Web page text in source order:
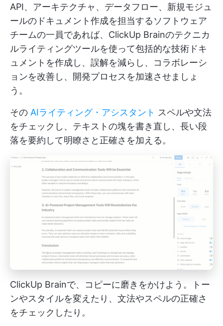
API、アーキテクチャ、データフロー、新規モジュ
ールのドキュメント作成を担当するソフトウェア
チームの一員であれば、ClickUp Brainのテクニカ
ルライティングツールを使って包括的な技術ドキ
ュメントを作成し、誤解を減らし、コラボレーシ
ョンを改善し、開発プロセスを加速させましょ
う。
その AIライティング・アシスタント スペルや文法
をチェックし、テキストの塊を書き直し、長い段
落を要約して明瞭さと正確さを加える。
ClickUp Brainで、コピーに磨きをかけよう。トー
ンやスタイルを変えたり、文法やスペルの正確さ
をチェックしたり。